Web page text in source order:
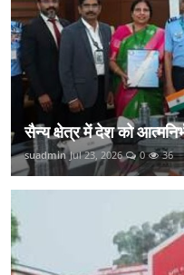
सैन्य क्षेत्र में देश को
suadmin Jul 23, 2026 0 36